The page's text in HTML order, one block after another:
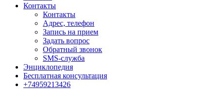
Контакты
Контакты
Адрес, телефон
Запись на прием
Задать вопрос
Обратный звонок
SMS-служба
Энциклопедия
Бесплатная консультация
+74959213426